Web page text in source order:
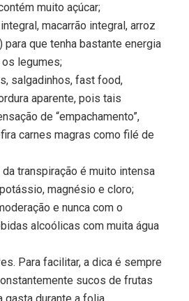
muito açúcar;
macarrão integral, arroz
que tenha bastante energia
legumes;
salgadinhos, fast food,
aparente, pois tais
de “empachamento”,
carnes magras como filé de
transpiração é muito intensa
magnésio e cloro;
e nunca com o
alcoólicas com muita água
Para facilitar, a dica é sempre
sucos de frutas